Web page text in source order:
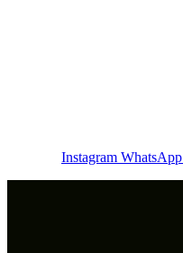
Instagram WhatsApp